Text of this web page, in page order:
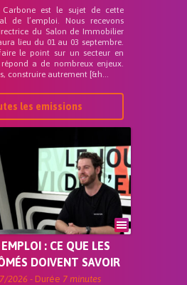
Carbone est le sujet de cette
de l’emploi. Nous recevons
du Salon de Immobilier
lieu du 01 au 03 septembre.
le point sur un secteur en
a de nombreux enjeux.
construire autrement [&h...
les emissions
: CE QUE LES
DOIVENT SAVOIR
2026 - Durée 7 minutes